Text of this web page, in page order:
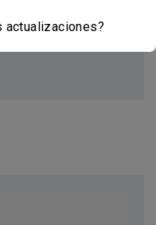
actualizaciones?